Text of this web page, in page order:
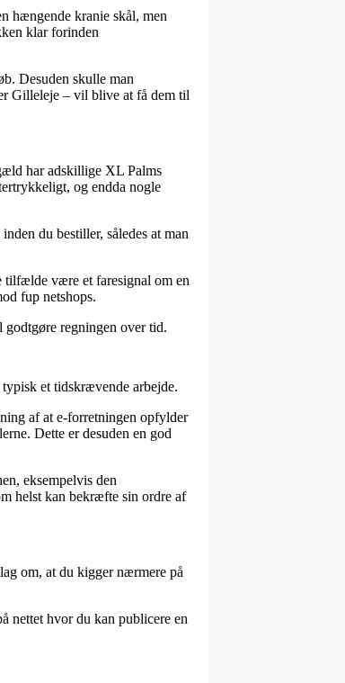
hængende kranie skål, men
klar forinden
Desuden skulle man
Gilleleje – vil blive at få dem til
har adskillige XL Palms
og endda nogle
du bestiller, således at man
tilfælde være et faresignal om en
fup netshops.
regningen over tid.
et tidskrævende arbejde.
af at e-forretningen opfylder
Dette er desuden en god
eksempelvis den
helst kan bekræfte sin ordre af
om, at du kigger nærmere på
nettet hvor du kan publicere en